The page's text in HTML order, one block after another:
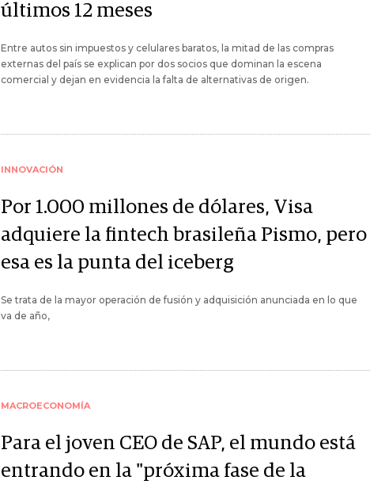
últimos 12 meses
Entre autos sin impuestos y celulares baratos, la mitad de las compras
externas del país se explican por dos socios que dominan la escena
comercial y dejan en evidencia la falta de alternativas de origen.
INNOVACIÓN
Por 1.000 millones de dólares, Visa
adquiere la fintech brasileña Pismo, pero
esa es la punta del iceberg
Se trata de la mayor operación de fusión y adquisición anunciada en lo que
va de año,
MACROECONOMÍA
Para el joven CEO de SAP, el mundo está
entrando en la "próxima fase de la